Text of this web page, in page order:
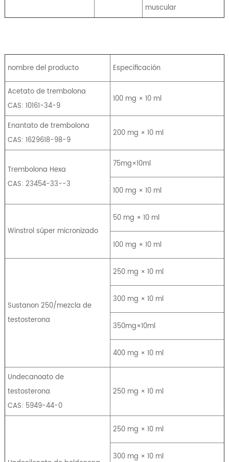
muscular
nombre del producto Especificación
Acetato de trembolona
CAS: 10161-34-9
100 mg × 10 ml
Enantato de trembolona
CAS: 1629618-98-9
200 mg × 10 ml
Trembolona Hexa
CAS: 23454-33--3
75mg×10ml
100 mg × 10 ml
Winstrol súper micronizado
50 mg × 10 ml
100 mg × 10 ml
Sustanon 250/mezcla de
testosterona
250 mg × 10 ml
300 mg × 10 ml
350mg×10ml
400 mg × 10 ml
Undecanoato de
testosterona
CAS: 5949-44-0
250 mg × 10 ml
250 mg × 10 ml
300 mg × 10 ml